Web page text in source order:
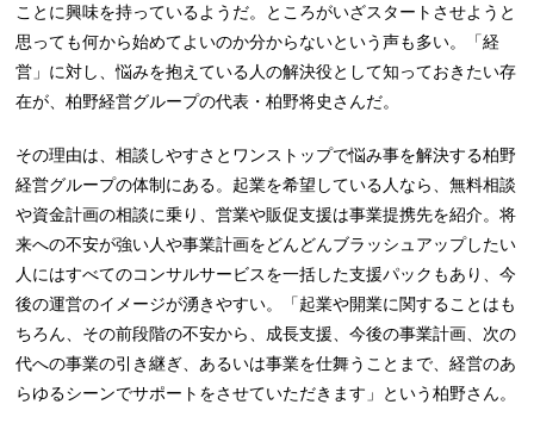
ことに興味を持っているようだ。ところがいざスタートさせようと
思っても何から始めてよいのか分からないという声も多い。「経
営」に対し、悩みを抱えている人の解決役として知っておきたい存
在が、柏野経営グループの代表・柏野将史さんだ。
その理由は、相談しやすさとワンストップで悩み事を解決する柏野
経営グループの体制にある。起業を希望している人なら、無料相談
や資金計画の相談に乗り、営業や販促支援は事業提携先を紹介。将
来への不安が強い人や事業計画をどんどんブラッシュアップしたい
人にはすべてのコンサルサービスを一括した支援パックもあり、今
後の運営のイメージが湧きやすい。「起業や開業に関することはも
ちろん、その前段階の不安から、成長支援、今後の事業計画、次の
代への事業の引き継ぎ、あるいは事業を仕舞うことまで、経営のあ
らゆるシーンでサポートをさせていただきます」という柏野さん。